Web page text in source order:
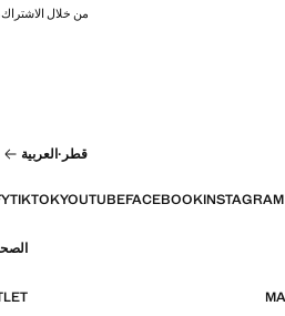
من خلال
قطر ·العربية
INSTAGRAM
FACEBOOK
YOUTUBE
TIKTOK